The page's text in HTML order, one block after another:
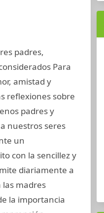
padres,
Para
amistad y
reflexiones sobre
padres y
nuestros seres
un
con la sencillez y
diariamente a
las madres
la importancia